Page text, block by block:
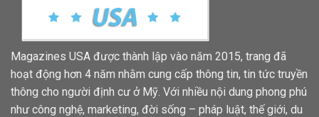
Magazines USA được thành lập vào năm 2015, trang đã
hoạt động hơn 4 năm nhằm cung cấp thông tin, tin tức truyền
thông cho người định cư ở Mỹ. Với nhiều nội dung phong phú
như công nghệ, marketing, đời sống – pháp luật, thế giới, du